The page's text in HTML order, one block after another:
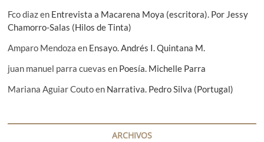
Fco diazen Entrevista a Macarena Moya (escritora). Por Jessy
Chamorro-Salas (Hilos de Tinta)
Amparo Mendoza en Ensayo. Andrés I. Quintana M.
juan manuel parra cuevas en Poesía. Michelle Parra
Mariana Aguiar Coutoen Narrativa. Pedro Silva (Portugal)
ARCHIVOS